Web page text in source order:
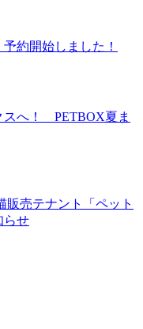
約開始しました！
スへ！ PETBOX夏ま
売テナント「ペット
らせ